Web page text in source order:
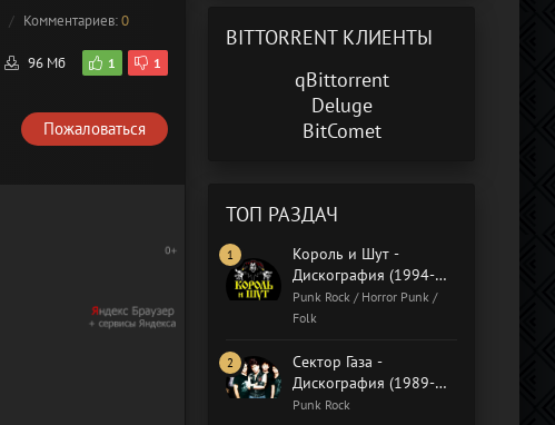
Комментариев:0
96 Мб 1 1
Пожаловаться
BITTORRENT КЛИЕНТЫ
qBittorrent
Deluge
BitComet
ТОП РАЗДАЧ
Король и Шут -
Дискография (1994-
2018)
Punk Rock / Horror Punk /
Folk
Сектор Газа -
Дискография (1989-
2015)
Punk Rock